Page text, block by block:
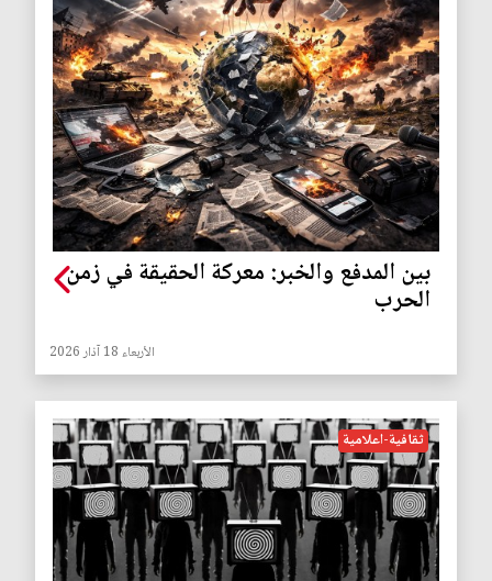
بين المدفع والخبر: معركة الحقيقة في زمن
الحرب
الأربعاء 18 آذار 2026
ثقافية-اعلامية